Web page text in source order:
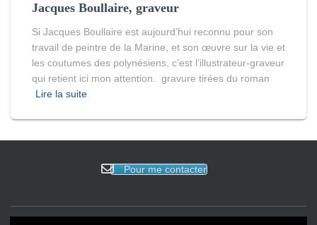
Jacques Boullaire, graveur
Si Jacques Boullaire est aujourd’hui reconnu pour son
travail de peintre de la Marine, et son œuvre sur la vie et
les coutumes des polynésiens, c’est l’illustrateur-graveur
qui retient ici mon attention. gravure tirées du roman
Lire la suite
Pour me contacter